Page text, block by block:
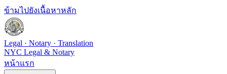
ข้ามไปยังเนื้อหาหลัก
Legal · Notary · Translation
NYC Legal & Notary
หน้าแรก